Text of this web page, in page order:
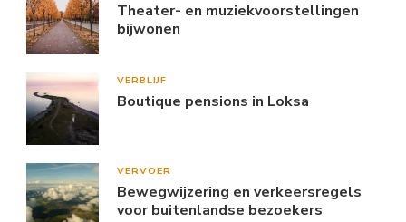
Theater- en muziekvoorstellingen
bijwonen
VERBLIJF
Boutique pensions in Loksa
VERVOER
Bewegwijzering en verkeersregels
voor buitenlandse bezoekers